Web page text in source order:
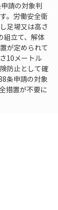
請の対象判
。労働安全衛
足場又は高さ
組立て、解体
が定められて
10メートル
防止として確
条申請の対象
措置が不要に